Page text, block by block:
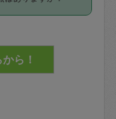
について教えて
のキャンセル
頼料金の50%
るタスカジさ
スカジさんに
分な信頼関係が
タスカジさん
ーや金庫に入
するよう心掛